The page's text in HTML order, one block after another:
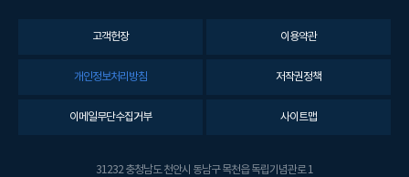
고객헌장 이용약관
개인정보처리방침 저작권정책
이메일무단수집거부 사이트맵
31232 충청남도 천안시 동남구 목천읍 독립기념관로 1